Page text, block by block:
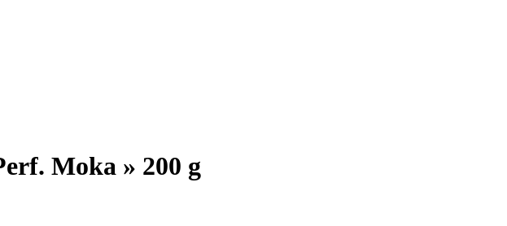
Moka » 200 g